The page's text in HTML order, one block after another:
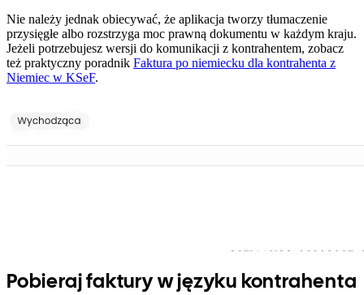
Nie należy jednak obiecywać, że aplikacja tworzy tłumaczenie
przysięgłe albo rozstrzyga moc prawną dokumentu w każdym kraju.
Jeżeli potrzebujesz wersji do komunikacji z kontrahentem, zobacz
też praktyczny poradnik Faktura po niemiecku dla kontrahenta z
Niemiec w KSeF.
Pobieraj faktury w języku kontrahenta